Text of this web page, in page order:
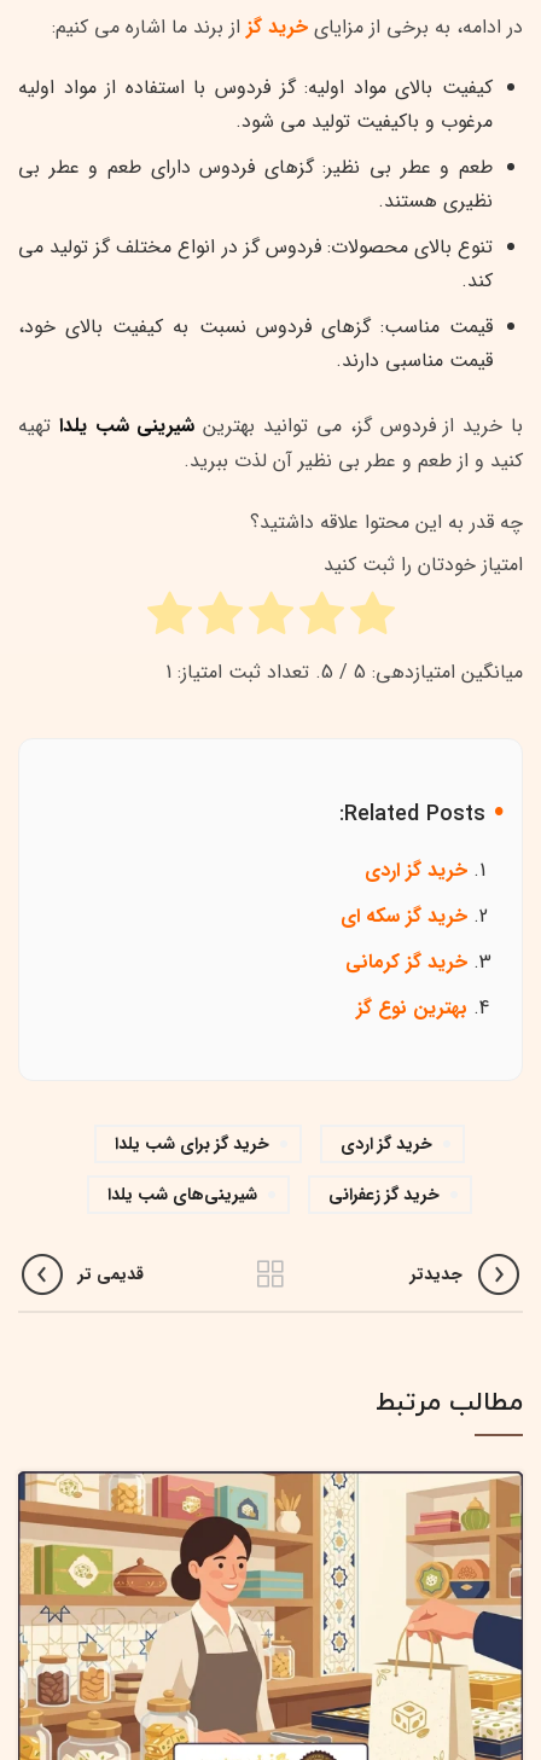
در ادامه، به برخی از مزایای خرید گز از برند ما اشاره می کنیم:
کیفیت بالای مواد اولیه: گز فردوس با استفاده از مواد اولیه
مرغوب و باکیفیت تولید می شود.
طعم و عطر بی نظیر: گزهای فردوس دارای طعم و عطر بی
نظیری هستند.
تنوع بالای محصولات: فردوس گز در انواع مختلف گز تولید می
کند.
قیمت مناسب: گزهای فردوس نسبت به کیفیت بالای خود،
قیمت مناسبی دارند.
با خرید از فردوس گز، می توانید بهترین شیرینی شب یلدا تهیه
کنید و از طعم و عطر بی نظیر آن لذت ببرید.
چه قدر به این محتوا علاقه داشتید؟
امتیاز خودتان را ثبت کنید
میانگین امتیازدهی: 5 / 5. تعداد ثبت امتیاز: 1
Related Posts:
خرید گز اردی
خرید گز سکه ای
خرید گز کرمانی
بهترین نوع گز
خرید گز اردی
خرید گز برای شب یلدا
خرید گز زعفرانی
شیرینی‌های شب یلدا
جدیدتر قدیمی تر
مطالب مرتبط